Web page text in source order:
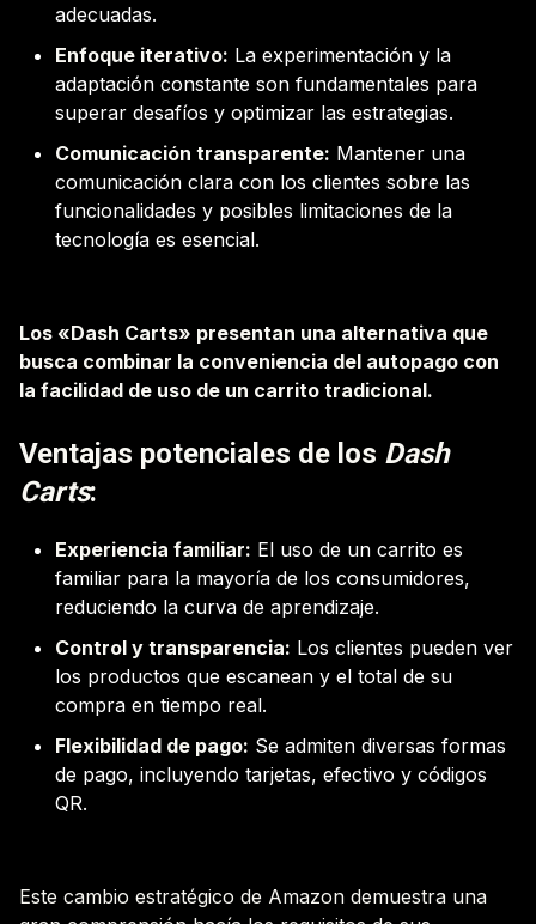
adecuadas.
Enfoque iterativo: La experimentación y la
adaptación constante son fundamentales para
superar desafíos y optimizar las estrategias.
Comunicación transparente: Mantener una
comunicación clara con los clientes sobre las
funcionalidades y posibles limitaciones de la
tecnología es esencial.
Los «Dash Carts» presentan una alternativa que
busca combinar la conveniencia del autopago con
la facilidad de uso de un carrito tradicional.
Ventajas potenciales de los Dash
Carts:
Experiencia familiar: El uso de un carrito es
familiar para la mayoría de los consumidores,
reduciendo la curva de aprendizaje.
Control y transparencia: Los clientes pueden ver
los productos que escanean y el total de su
compra en tiempo real.
Flexibilidad de pago: Se admiten diversas formas
de pago, incluyendo tarjetas, efectivo y códigos
QR.
Este cambio estratégico de Amazon demuestra una